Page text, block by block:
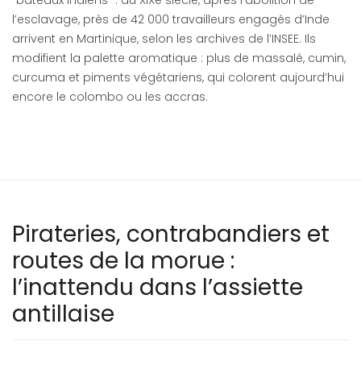
l’esclavage, près de 42 000 travailleurs engagés d’Inde
arrivent en Martinique, selon les archives de l’INSEE. Ils
modifient la palette aromatique : plus de massalé, cumin,
curcuma et piments végétariens, qui colorent aujourd’hui
encore le colombo ou les accras.
Pirateries, contrabandiers et
routes de la morue :
l’inattendu dans l’assiette
antillaise